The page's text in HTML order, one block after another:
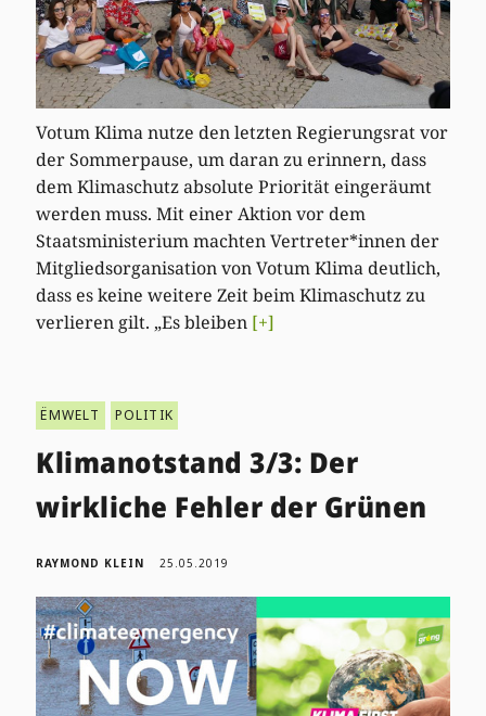
Votum Klima nutze den letzten Regierungsrat vor
der Sommerpause, um daran zu erinnern, dass
dem Klimaschutz absolute Priorität eingeräumt
werden muss. Mit einer Aktion vor dem
Staatsministerium machten Vertreter*innen der
Mitgliedsorganisation von Votum Klima deutlich,
dass es keine weitere Zeit beim Klimaschutz zu
verlieren gilt. „Es bleiben [+]
ËMWELT POLITIK
Klimanotstand 3/3: Der
wirkliche Fehler der Grünen
RAYMOND KLEIN 25.05.2019